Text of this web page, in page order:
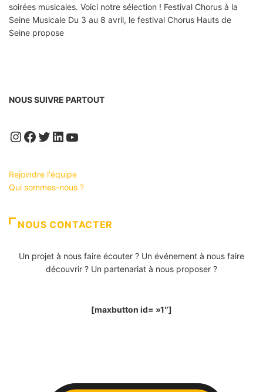
soirées musicales. Voici notre sélection ! Festival Chorus à la
Seine Musicale Du 3 au 8 avril, le festival Chorus Hauts de
Seine propose
NOUS SUIVRE PARTOUT
Instagram
Facebook
Twitter
LinkedIn
YouTube
Rejoindre l'équipe
Qui sommes-nous ?
NOUS CONTACTER
Un projet à nous faire écouter ? Un événement à nous faire
découvrir ? Un partenariat à nous proposer ?
[maxbutton id= »1″]